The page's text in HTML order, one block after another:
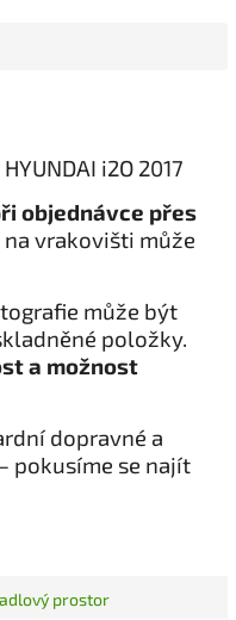
i2O 2017
objednávce přes
vrakovišti může
může být
položky.
a možnost
dopravné a
pokusíme se najít
prostor